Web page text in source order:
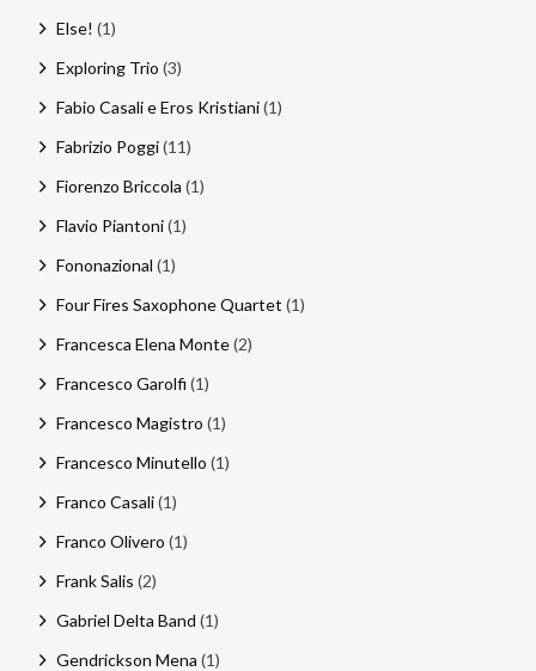
Else! (1)
Exploring Trio (3)
Fabio Casali e Eros Kristiani(1)
Fabrizio Poggi(11)
Fiorenzo Briccola (1)
Flavio Piantoni(1)
Fononazional (1)
Four Fires Saxophone Quartet (1)
Francesca Elena Monte(2)
Francesco Garolfi (1)
Francesco Magistro (1)
Francesco Minutello (1)
Franco Casali(1)
Franco Olivero (1)
Frank Salis (2)
Gabriel Delta Band (1)
Gendrickson Mena (1)